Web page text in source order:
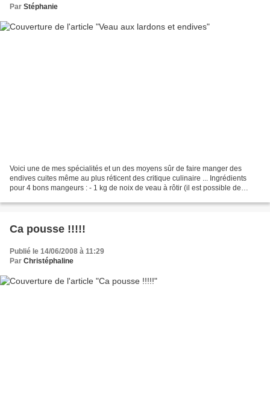
Par Stéphanie
Voici une de mes spécialités et un des moyens sûr de faire manger des
endives cuites même au plus réticent des critique culinaire ... Ingrédients
pour 4 bons mangeurs : - 1 kg de noix de veau à rôtir (il est possible de
Ca pousse !!!!!
Publié le 14/06/2008 à 11:29
Par Christéphaline